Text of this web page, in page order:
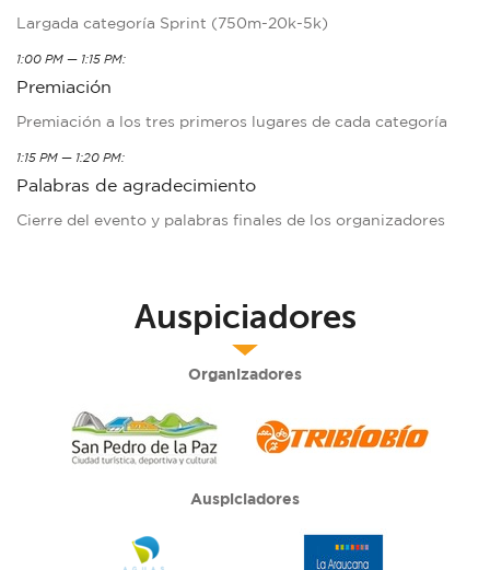
Largada categoría Sprint (750m-20k-5k)
1:00 PM — 1:15 PM:
Premiación
Premiación a los tres primeros lugares de cada categoría
1:15 PM — 1:20 PM:
Palabras de agradecimiento
Cierre del evento y palabras finales de los organizadores
Auspiciadores
Organizadores
Auspiciadores